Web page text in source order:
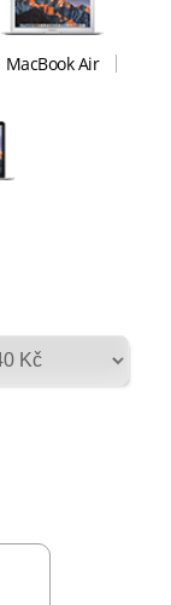
MacBook Air